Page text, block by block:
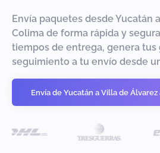
Envía paquetes desde Yucatán
Colima de forma rápida y
tiempos de entrega, genera tus
seguimiento a tu envío desde
Envía de Yucatán a Villa de Álvarez